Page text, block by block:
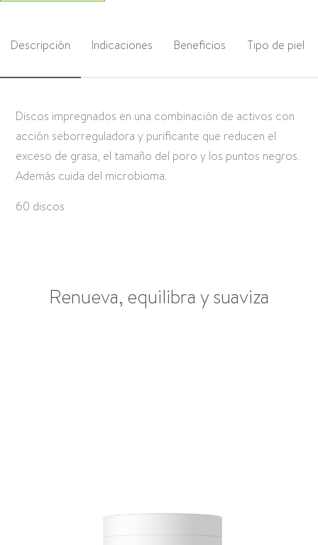
Descripción Indicaciones Beneficios Tipo de piel
Discos impregnados en una combinación de activos con
acción seborreguladora y purificante que reducen el
exceso de grasa, el tamaño del poro y los puntos negros.
Además cuida del microbioma.
60 discos
Renueva, equilibra y suaviza